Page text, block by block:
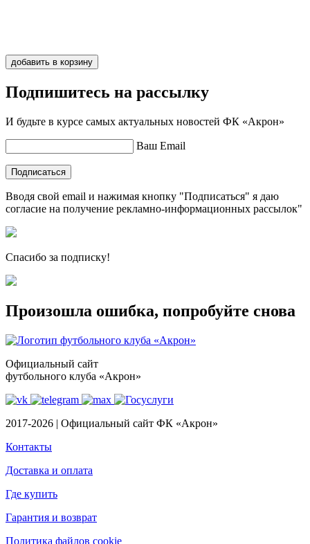
добавить в корзину
Подпишитесь на рассылку
И будьте в курсе самых актуальных новостей ФК «Акрон»
Ваш Email
Подписаться
Вводя свой email и нажимая кнопку "Подписаться" я даю
согласие на получение рекламно-информационных рассылок"
Спасибо за подписку!
Произошла ошибка, попробуйте снова
Официальный сайт
футбольного клуба «Акрон»
2017-2026 | Официальный сайт ФК «Акрон»
Контакты
Доставка и оплата
Где купить
Гарантия и возврат
Политика файлов cookie